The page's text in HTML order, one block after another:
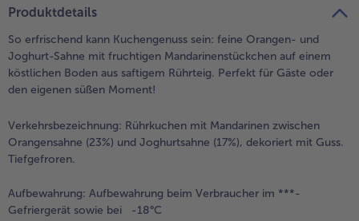
alle Kuchen & Torten
Süßspeisen
alle Süßspeisen
Obst
Wein & Spirituosen
alle Küchenutensilien
alle bofrost*free
bofrost*high Protein
alle bofrost*high Protein
bofrost*plus.
Produktdetails
So erfrischend kann Kuchengenuss sein: feine Orangen- und
Joghurt-Sahne mit fruchtigen Mandarinenstückchen auf einem
köstlichen Boden aus saftigem Rührteig. Perfekt für Gäste oder
den eigenen süßen Moment!
Verkehrsbezeichnung: Rührkuchen mit Mandarinen zwischen
Orangensahne (23%) und Joghurtsahne (17%), dekoriert mit Guss.
Tiefgefroren.
Aufbewahrung: Aufbewahrung beim Verbraucher im ***-
Gefriergerät sowie bei -18°C